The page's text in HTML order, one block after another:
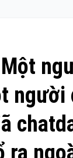
Một
người
ra